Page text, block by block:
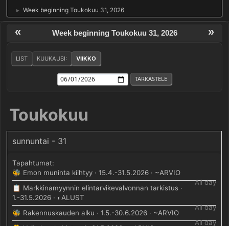
► Week beginning Toukokuu 31, 2026
« »
Week beginning Toukokuu 31, 2026
LIST KUUKAUSI: VIIKKO
Toukokuu
sunnuntai - 31
🐝 Emon muninta kiihtyy · 15.4.-31.5.2026 · ~ARVIO
All day
📋 Markkinamyynnin elintarvikevalvonnan tarkistus ·
1.-31.5.2026 · ◐ALUST
All day
🐝 Rakennuskauden alku · 1.5.-30.6.2026 · ~ARVIO
All day